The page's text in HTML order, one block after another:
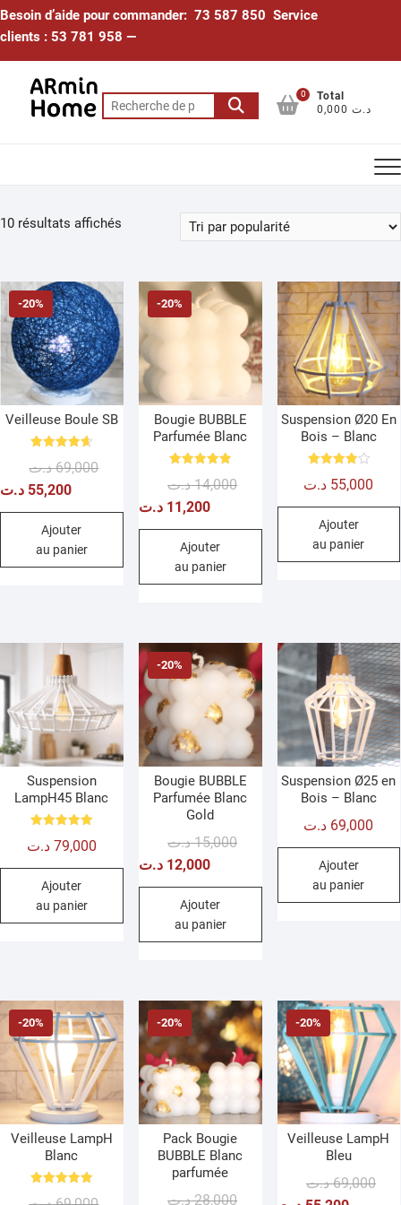
Skip
to
Besoin d’aide pour commander: 73 587 850 Service
clients : 53 781 958 —
Recherche
pour :
0
Total
0,000 د.ت
10 résultats affichés
-20%
Veilleuse Boule SB
4.67
69,000 د.ت
Le
initial
55,200 د.ت
Le
actuel
Ajouter
au panier
-20%
Bougie BUBBLE
Parfumée Blanc
5.00
14,000 د.ت
Le
initial
11,200 د.ت
Le
actuel
Ajouter
au panier
Suspension Ø20 En
Bois – Blanc
4.0055,000 د.ت
Ajouter
au panier
Suspension
LampH45 Blanc
5.00
79,000 د.ت
Ajouter
au panier
-20%
Bougie BUBBLE
Parfumée Blanc
Gold
15,000 د.ت
Le
initial
12,000 د.ت
Le
actuel
Ajouter
au panier
Suspension Ø25 en
Bois – Blanc
69,000 د.ت
Ajouter
au panier
-20%
Veilleuse LampH
Blanc
-20%
Pack Bougie
BUBBLE Blanc
parfumée
28,000 د.ت
Le
Le
-20%
Veilleuse LampH
Bleu
69,000 د.ت
Le
Le